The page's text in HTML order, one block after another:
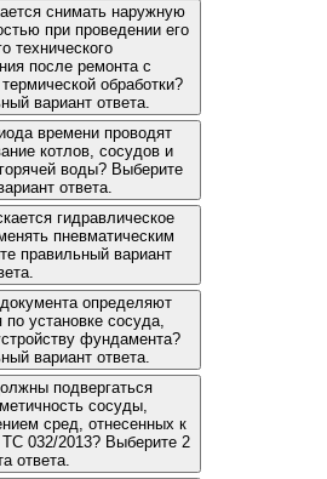
снимать наружную
при проведении его
технического
после ремонта с
обработки?
вариант ответа.
времени проводят
котлов, сосудов и
воды? Выберите
ответа.
гидравлическое
пневматическим
правильный вариант
определяют
установке сосуда,
фундамента?
вариант ответа.
подвергаться
сосуды,
сред, отнесенных к
032/2013? Выберите 2
ответа.